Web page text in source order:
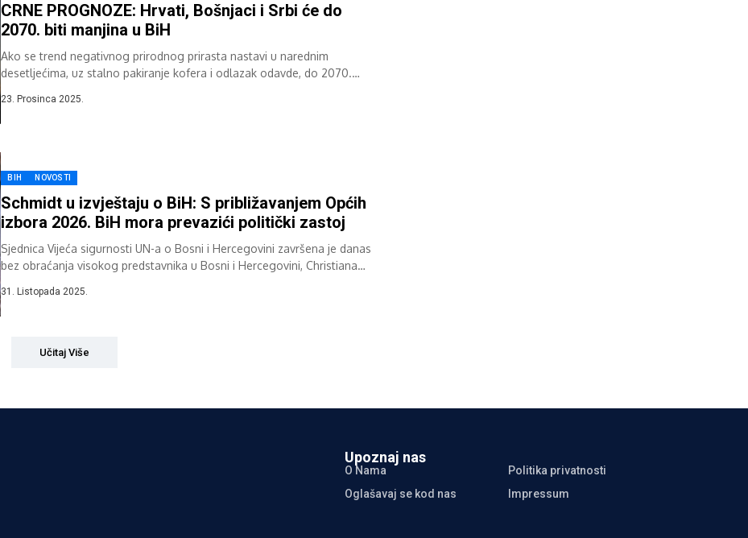
CRNE PROGNOZE: Hrvati, Bošnjaci i Srbi će do
2070. biti manjina u BiH
Ako se trend negativnog prirodnog prirasta nastavi u narednim
desetljećima, uz stalno pakiranje kofera i odlazak odavde, do 2070.
23. Prosinca 2025.
BIH NOVOSTI
Schmidt u izvještaju o BiH: S približavanjem Općih
izbora 2026. BiH mora prevazići politički zastoj
Sjednica Vijeća sigurnosti UN-a o Bosni i Hercegovini završena je danas
bez obraćanja visokog predstavnika u Bosni i Hercegovini, Christiana
31. Listopada 2025.
Učitaj Više
Upoznaj nas
O Nama
Politika privatnosti
Oglašavaj se kod nas
Impressum